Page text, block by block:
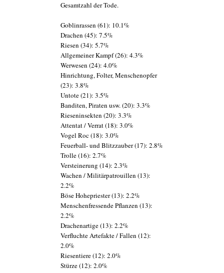
Gesamtzahl der Tode.
Goblinrassen (61): 10.1%
Drachen (45): 7.5%
Riesen (34): 5.7%
Allgemeiner Kampf (26): 4.3%
Werwesen (24): 4.0%
Hinrichtung, Folter, Menschenopfer
(23): 3.8%
Untote (21): 3.5%
Banditen, Piraten usw. (20): 3.3%
Rieseninsekten (20): 3.3%
Attentat / Verrat (18): 3.0%
Vogel Roc (18): 3.0%
Feuerball- und Blitzzauber (17): 2.8%
Trolle (16): 2.7%
Versteinerung (14): 2.3%
Wachen / Militärpatrouillen (13):
2.2%
Böse Hohepriester (13): 2.2%
Menschenfressende Pflanzen (13):
2.2%
Drachenartige (13): 2.2%
Verfluchte Artefakte / Fallen (12):
2.0%
Riesentiere (12): 2.0%
Stürze (12): 2.0%